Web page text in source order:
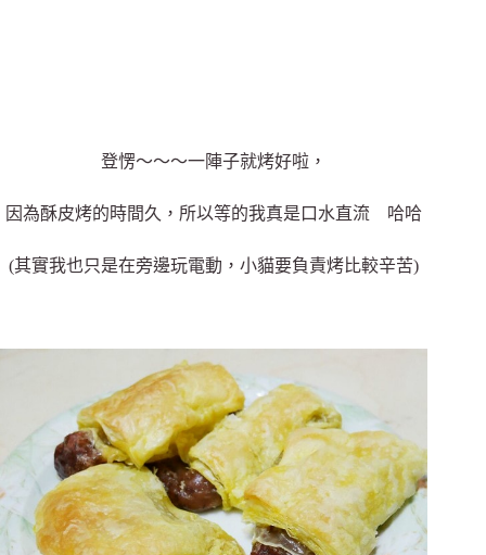
登愣～～～一陣子就烤好啦，
因為酥皮烤的時間久，所以等的我真是口水直流 哈哈
(其實我也只是在旁邊玩電動，小貓要負責烤比較辛苦)